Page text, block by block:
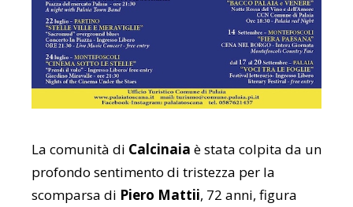
La comunità di Calcinaia è stata colpita da un
profondo sentimento di tristezza per la
scomparsa di Piero Mattii, 72 anni, figura